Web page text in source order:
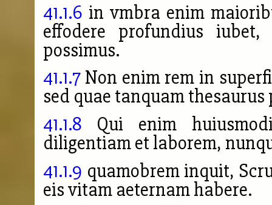
41.1.6 in vmbra enim
effodere profundius
possimus.
41.1.7Non enim rem in
sed quae tanquam
41.1.8 Qui enim
diligentiam et laborem,
41.1.9 quamobrem inquit,
eis vitam aeternam habere.